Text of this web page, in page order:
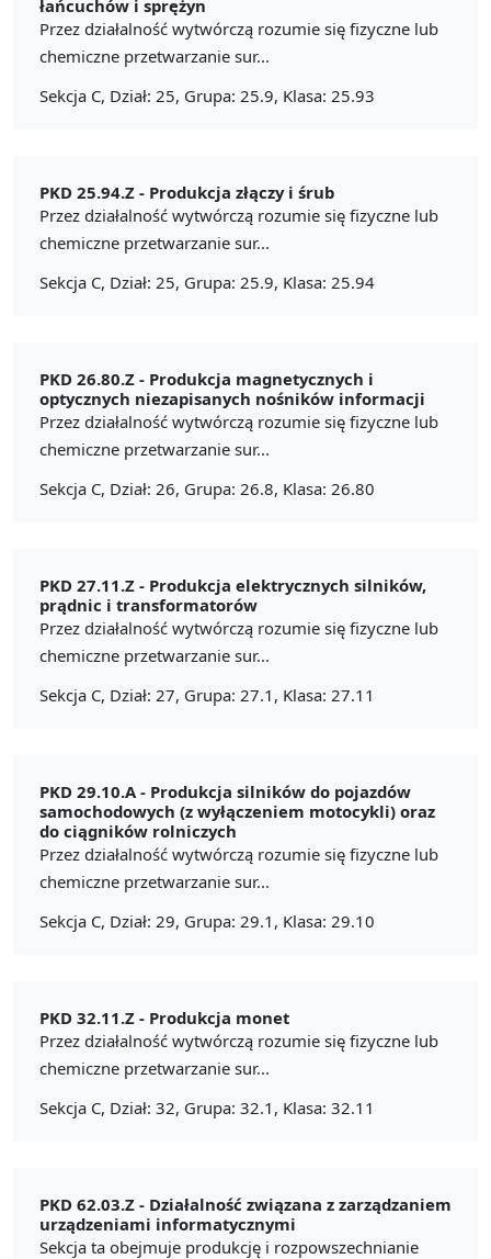
łańcuchów i sprężyn
Przez działalność wytwórczą rozumie się fizyczne lub
chemiczne przetwarzanie sur...
Sekcja C, Dział: 25, Grupa: 25.9, Klasa: 25.93
PKD 25.94.Z - Produkcja złączy i śrub
Przez działalność wytwórczą rozumie się fizyczne lub
chemiczne przetwarzanie sur...
Sekcja C, Dział: 25, Grupa: 25.9, Klasa: 25.94
PKD 26.80.Z - Produkcja magnetycznych i
optycznych niezapisanych nośników informacji
Przez działalność wytwórczą rozumie się fizyczne lub
chemiczne przetwarzanie sur...
Sekcja C, Dział: 26, Grupa: 26.8, Klasa: 26.80
PKD 27.11.Z - Produkcja elektrycznych silników,
prądnic i transformatorów
Przez działalność wytwórczą rozumie się fizyczne lub
chemiczne przetwarzanie sur...
Sekcja C, Dział: 27, Grupa: 27.1, Klasa: 27.11
PKD 29.10.A - Produkcja silników do pojazdów
samochodowych (z wyłączeniem motocykli) oraz
do ciągników rolniczych
Przez działalność wytwórczą rozumie się fizyczne lub
chemiczne przetwarzanie sur...
Sekcja C, Dział: 29, Grupa: 29.1, Klasa: 29.10
PKD 32.11.Z - Produkcja monet
Przez działalność wytwórczą rozumie się fizyczne lub
chemiczne przetwarzanie sur...
Sekcja C, Dział: 32, Grupa: 32.1, Klasa: 32.11
PKD 62.03.Z - Działalność związana z zarządzaniem
urządzeniami informatycznymi
Sekcja ta obejmuje produkcję i rozpowszechnianie